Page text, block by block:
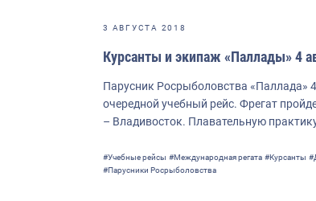
3 АВГУСТА 2018
Курсанты и экипаж «Паллады» 4
Парусник Росрыболовства «Паллада»
очередной учебный рейс. Фрегат
– Владивосток. Плавательную
#Учебные рейсы #Международная регата #Курсанты
#Парусники Росрыболовства